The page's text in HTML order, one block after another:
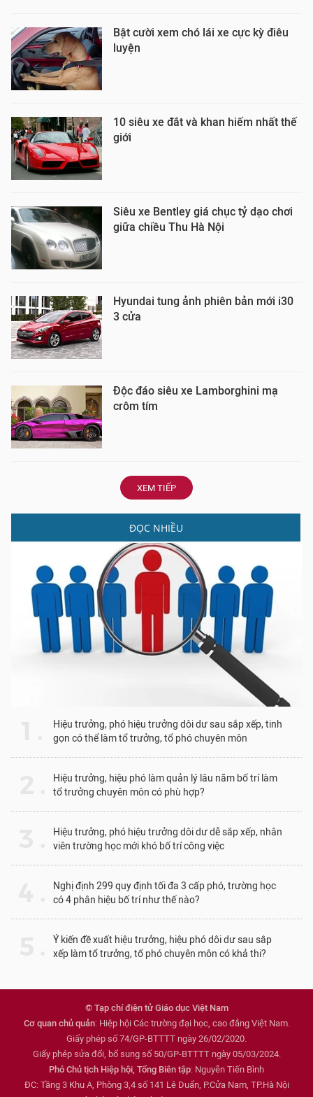
Bật cười xem chó lái xe cực kỳ điêu
luyện
10 siêu xe đắt và khan hiếm nhất thế
giới
Siêu xe Bentley giá chục tỷ dạo chơi
giữa chiều Thu Hà Nội
Hyundai tung ảnh phiên bản mới i30
3 cửa
Độc đáo siêu xe Lamborghini mạ
crôm tím
XEM TIẾP
ĐỌC NHIỀU
Hiệu trưởng, phó hiệu trưởng dôi dư sau sắp xếp, tinh
gọn có thể làm tổ trưởng, tổ phó chuyên môn
Hiệu trưởng, hiệu phó làm quản lý lâu năm bố trí làm
tổ trưởng chuyên môn có phù hợp?
Hiệu trưởng, phó hiệu trưởng dôi dư dễ sắp xếp, nhân
viên trường học mới khó bố trí công việc
Nghị định 299 quy định tối đa 3 cấp phó, trường học
có 4 phân hiệu bố trí như thế nào?
Ý kiến đề xuất hiệu trưởng, hiệu phó dôi dư sau sắp
xếp làm tổ trưởng, tổ phó chuyên môn có khả thi?
© Tạp chí điện tử Giáo dục Việt Nam
Cơ quan chủ quản: Hiệp hội Các trường đại học, cao đẳng Việt Nam.
Giấy phép số 74/GP-BTTTT ngày 26/02/2020.
Giấy phép sửa đổi, bổ sung số 50/GP-BTTTT ngày 05/03/2024.
Phó Chủ tịch Hiệp hội, Tổng Biên tập: Nguyễn Tiến Bình
ĐC: Tầng 3 Khu A, Phòng 3,4 số 141 Lê Duẩn, P.Cửa Nam, TP.Hà Nội